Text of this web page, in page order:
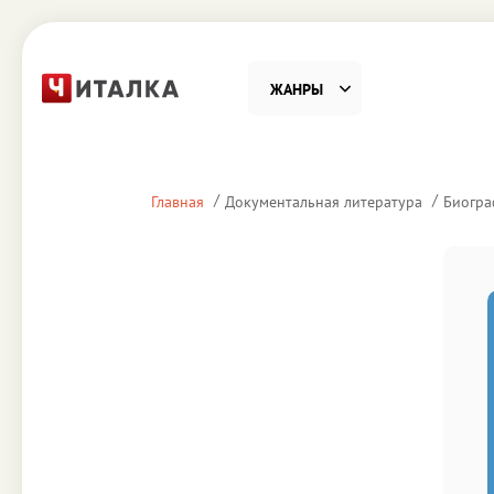
ЖАНРЫ
Главная Документальная литература